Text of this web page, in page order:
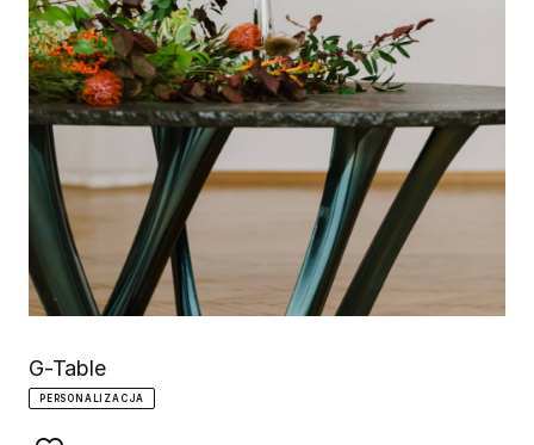
G-Table
PERSONALIZACJA